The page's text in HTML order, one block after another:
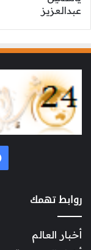
روابط تهمك
أخبار العالم